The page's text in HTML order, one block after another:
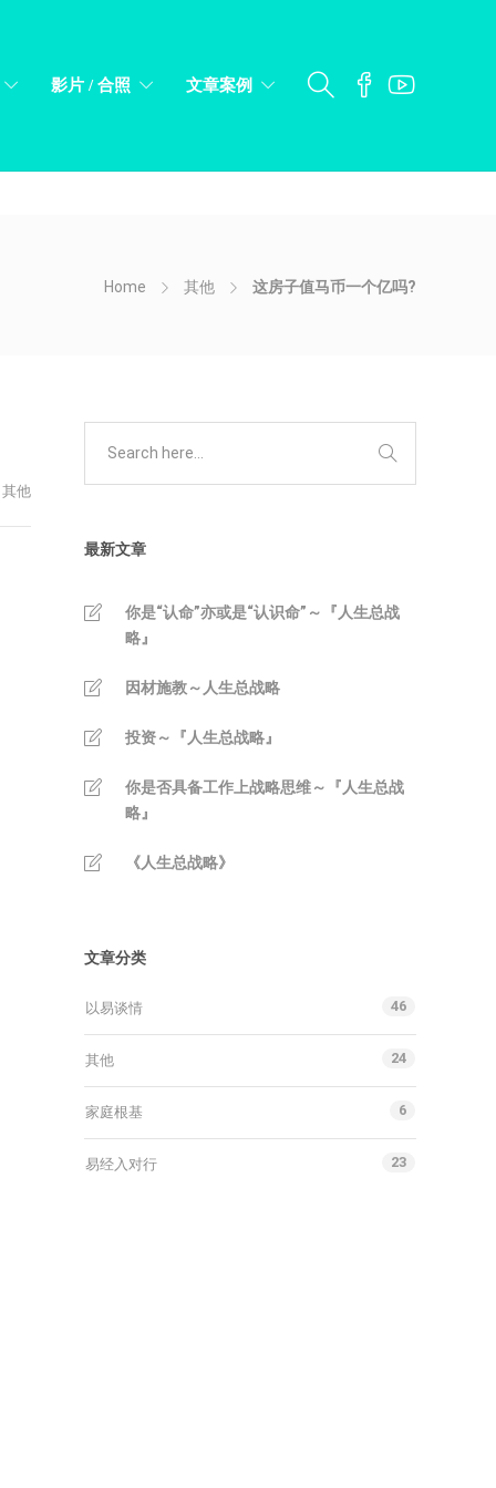
影片 / 合照 文章案例
Home 其他 这房子值马币一个亿吗?
其他
最新文章
你是“认命”亦或是“认识命”～『人生总战
略』
因材施教～人生总战略
投资～『人生总战略』
你是否具备工作上战略思维～『人生总战
略』
《人生总战略》
文章分类
以易谈情 46
其他 24
家庭根基 6
易经入对行 23